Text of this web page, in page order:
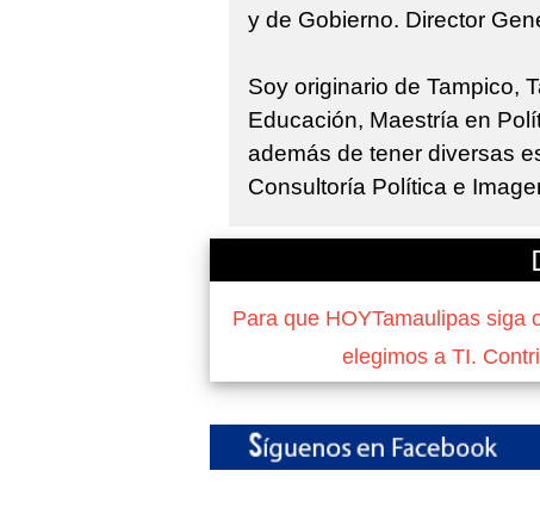
y de Gobierno. Director
Soy originario de Tampico,
Educación, Maestría en
además de tener diversas
Consultoría Política e
Para que HOYTamaulipas siga
elegimos a TI.